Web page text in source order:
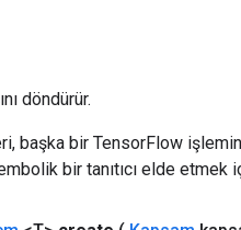
döndürür.
başka bir TensorFlow
bir tanıtıcı elde etmek